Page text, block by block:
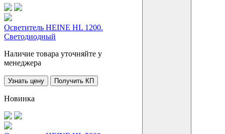
Осветитель HEINE HL 1200.
Светодиодный
Наличие товара уточняйте у
менеджера
Узнать цену Получить КП
Новинка